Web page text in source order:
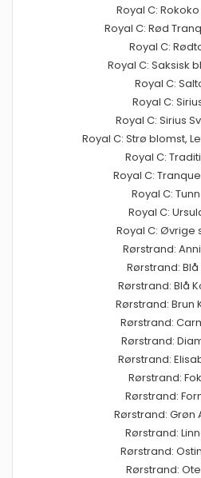
Royal C:
Royal C: Rød
Royal C:
Royal C: Saksisk
Royal C:
Royal C:
Royal C: Sirius
Royal C: Strø blomst,
Royal C:
Royal C:
Royal C:
Royal C:
Royal C: Øvrige
Rørstrand:
Rørstrand:
Rørstrand: Blå
Rørstrand: Brun
Rørstrand:
Rørstrand:
Rørstrand:
Rørstrand:
Rørstrand:
Rørstrand: Grøn
Rørstrand:
Rørstrand:
Rørstrand: